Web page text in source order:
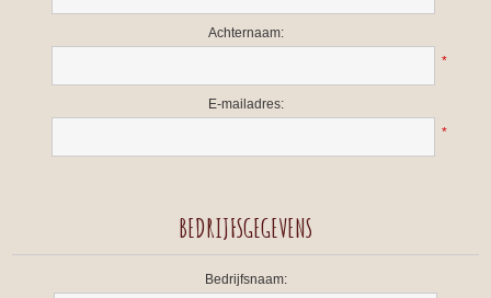
Achternaam:
*
E-mailadres:
*
BEDRIJFSGEGEVENS
Bedrijfsnaam: